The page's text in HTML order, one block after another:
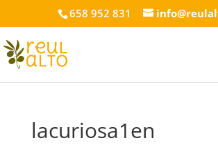
658 952 831
lacuriosa1en